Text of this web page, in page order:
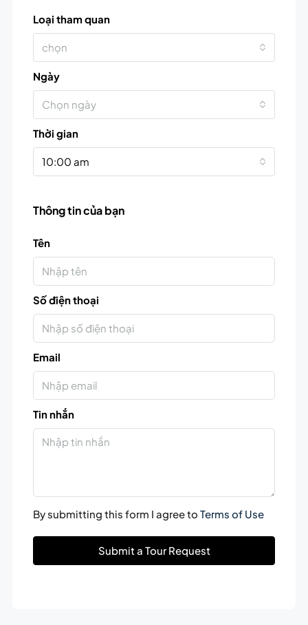
Loại tham quan
chọn
Ngày
Chọn ngày
Thời gian
10:00 am
Thông tin của bạn
Tên
Số điện thoại
Email
Tin nhắn
By submitting this form I agree to Terms of Use
Submit a Tour Request